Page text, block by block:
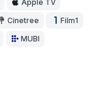
Apple TV
Cinetree Film1
MUBI